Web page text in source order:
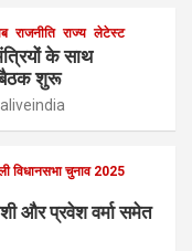
राजनीति राज्य लेटेस्ट
के साथ
बैठक शुरू
विधानसभा चुनाव 2025
और प्रवेश वर्मा समेत